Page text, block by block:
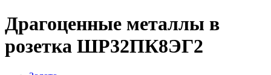
Драгоценные металлы в
розетка ШР32ПК8ЭГ2